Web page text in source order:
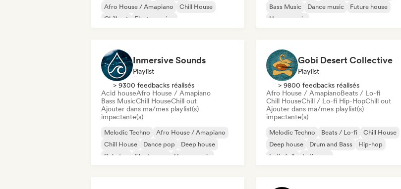
Afro House / Amapiano
Chill House
Chill out
Electro swing
Bass Music
Dance music
Future house
House music
Inmersive Sounds
Playlist
> 9300 feedbacks réalisés
Acid houseAfro House / Amapiano
Bass MusicChill HouseChill out
Ajouter dans ma/mes playlist(s)
impactante(s)
Melodic Techno
Afro House / Amapiano
Chill House
Dance pop
Deep house
Dubstep
Electropop House music
Gobi Desert Collective
Playlist
> 9800 feedbacks réalisés
Afro House / AmapianoBeats / Lo-fi
Chill HouseChill / Lo-fi Hip-HopChill out
Ajouter dans ma/mes playlist(s)
impactante(s)
Melodic Techno Beats / Lo-fi
Chill House
Deep house
Drum and Bass
Hip-hop
Indie folk
Indie pop